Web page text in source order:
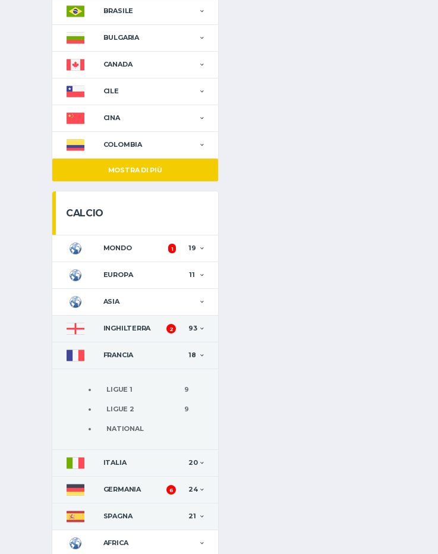
BRASILE
BULGARIA
CANADA
CILE
CINA
COLOMBIA
MOSTRA DI PIÙ
CALCIO
MONDO 1 19
EUROPA 11
ASIA
INGHILTERRA 2 93
FRANCIA 18
LIGUE 1 9
LIGUE 2 9
NATIONAL
ITALIA 20
GERMANIA 6 24
SPAGNA 21
AFRICA